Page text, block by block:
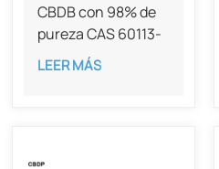
CBDB con 98% de
pureza CAS 60113-
11-3
LEER MÁS